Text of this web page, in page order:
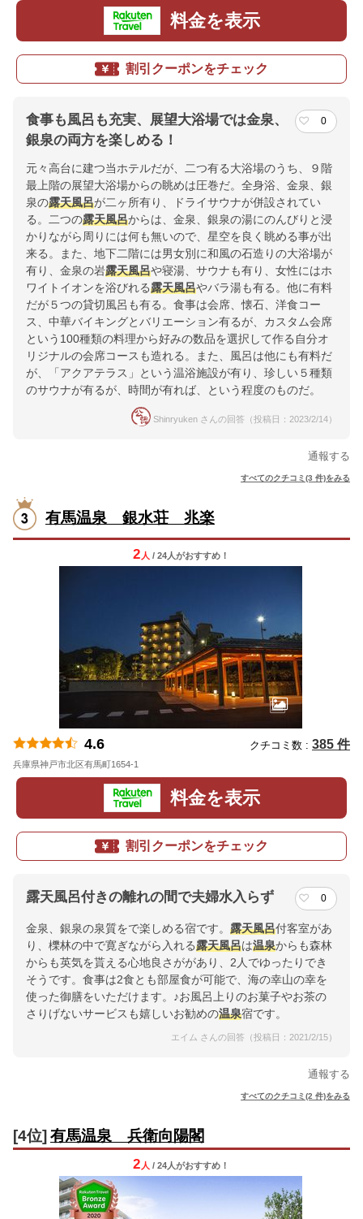
料金を表示
割引クーポンをチェック
食事も風呂も充実、展望大浴場では金泉、
銀泉の両方を楽しめる！
0
元々高台に建つ当ホテルだが、二つ有る大浴場のうち、９階
最上階の展望大浴場からの眺めは圧巻だ。全身浴、金泉、銀
泉の露天風呂が二ヶ所有り、ドライサウナが併設されてい
る。二つの露天風呂からは、金泉、銀泉の湯にのんびりと浸
かりながら周りには何も無いので、星空を良く眺める事が出
来る。また、地下二階には男女別に和風の石造りの大浴場が
有り、金泉の岩露天風呂や寝湯、サウナも有り、女性にはホ
ワイトイオンを浴びれる露天風呂やバラ湯も有る。他に有料
だが５つの貸切風呂も有る。食事は会席、懐石、洋食コー
ス、中華バイキングとバリエーション有るが、カスタム会席
という100種類の料理から好みの数品を選択して作る自分オ
リジナルの会席コースも造れる。また、風呂は他にも有料だ
が、「アクアテラス」という温浴施設が有り、珍しい５種類
のサウナが有るが、時間が有れば、という程度のものだ。
Shinryuken さんの回答（投稿日：2023/2/14）
通報する
すべてのクチコミ(3 件)をみる
有馬温泉 銀水荘 兆楽
2 人 / 24人がおすすめ！
4.6 クチコミ数 : 385 件
兵庫県神戸市北区有馬町1654-1
料金を表示
割引クーポンをチェック
露天風呂付きの離れの間で夫婦水入らず 0
金泉、銀泉の泉質をで楽しめる宿です。 露天風呂付客室があ
り、櫟林の中で寛ぎながら入れる露天風呂は温泉からも森林
からも英気を貰える心地良さががあり、2人でゆったりでき
そうです。食事は2食とも部屋食が可能で、海の幸山の幸を
使った御膳をいただけます。♪お風呂上りのお菓子やお茶の
さりげないサービスも嬉しいお勧めの温泉宿です。
エイム さんの回答（投稿日：2021/2/15）
通報する
すべてのクチコミ(2 件)をみる
[4位] 有馬温泉 兵衛向陽閣
2 人 / 24人がおすすめ！